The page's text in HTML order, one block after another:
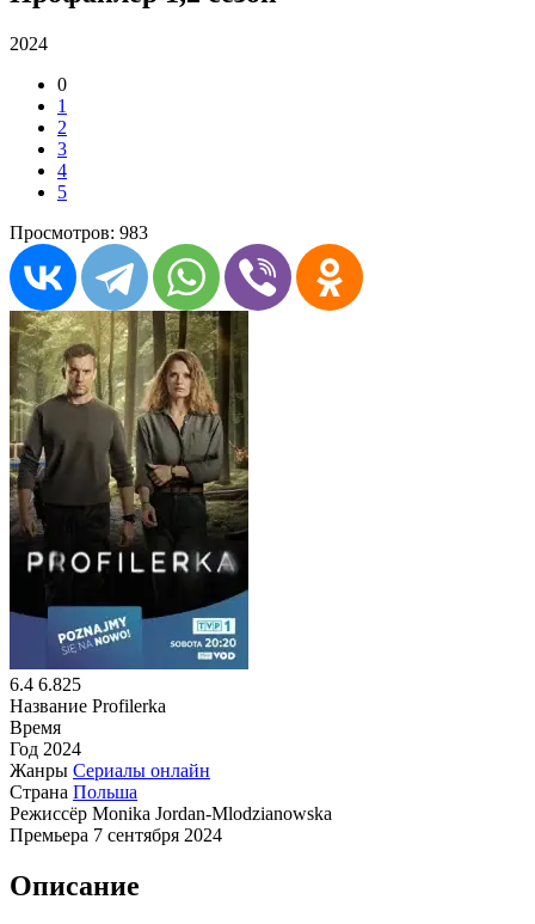
2024
0
1
2
3
4
5
Просмотров: 983
6.4 6.825
Название Profilerka
Время
Год 2024
Жанры Сериалы онлайн
Страна Польша
Режиссёр Monika Jordan-Mlodzianowska
Премьера 7 сентября 2024
Описание